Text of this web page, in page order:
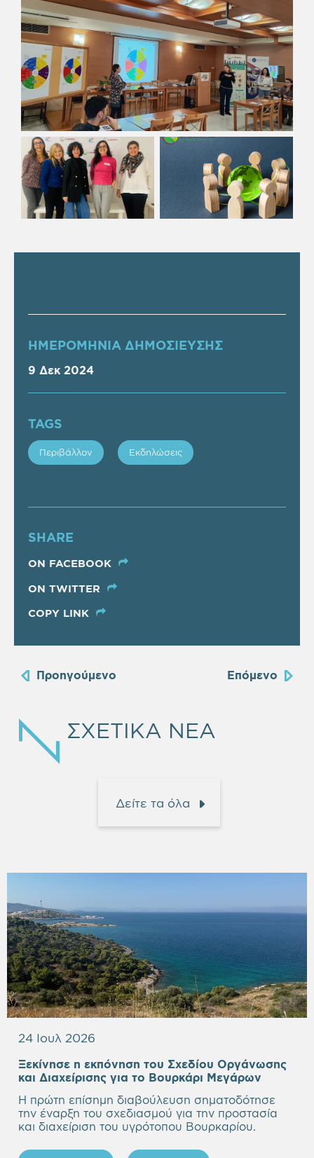
ΗΜΕΡΟΜΗΝΙΑ ΔΗΜΟΣΙΕΥΣΗΣ
9 Δεκ 2024
TAGS
Περιβάλλον Εκδηλώσεις
SHARE
ON FACEBOOK
ON TWITTER
COPY LINK
Προηγούμενο Επόμενο
ΣΧΕΤΙΚΑ ΝΕΑ
Δείτε τα όλα
24 Ιουλ 2026
Ξεκίνησε η εκπόνηση του Σχεδίου Οργάνωσης
και Διαχείρισης για το Βουρκάρι Μεγάρων
Η πρώτη επίσημη διαβούλευση σηματοδότησε
την έναρξη του σχεδιασμού για την προστασία
και διαχείριση του υγρότοπου Βουρκαρίου.